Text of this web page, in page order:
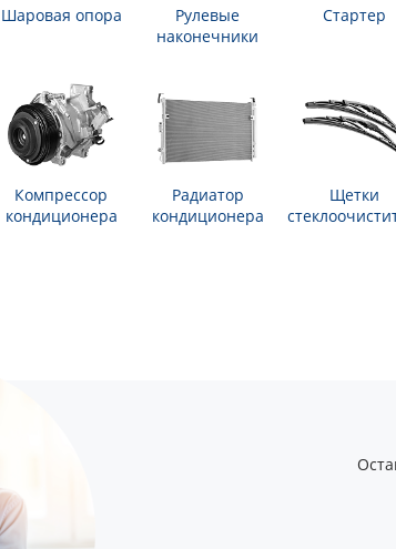
Шаровая опора
Рулевые
наконечники
Стартер
Компрессор
кондиционера
Радиатор
кондиционера
Щетки